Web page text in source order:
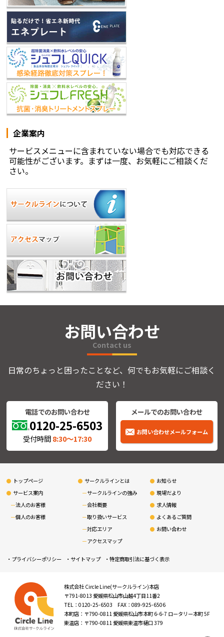
企業案内
サービスメニューに含まれていない場合でも対応できる
可能性がございます。まずは一度、お気軽にご相談くだ
さい。
お問い合わせ
Contact us
日常のちょっと困ったことなど、何でもお気軽にご相談く
ださい！
電話でのお問い合わせ
0120-25-6503
受付時間8:30〜17:30
メールでのお問い合わせ
お問い合わせメールフォーム
トップページ
サービス案内
法人のお客様
個人のお客様
サークルラインとは
サークルラインの強み
会社概要
取り扱いサービス
対応エリア
アクセスマップ
お知らせ
現場だより
求人情報
よくあるご質問
お問い合わせ
プライバシーポリシー サイトマップ 特定商取引法に基づく表示
株式会社 Circle Line(サークルライン)本店
〒791-8013 愛媛県松山市山越4丁目11番2
TEL：0120-25-6503 FAX：089-925-6506
本町店：〒790-0811 愛媛県松山市本町 6-6-7 ロータリー本町 5F
東温店：〒790-0811 愛媛県東温市樋口 379